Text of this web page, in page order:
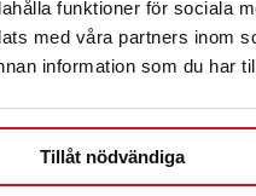
funktioner för sociala
med våra partners inom
information som du har
Tillåt nödvändiga
Förbund:
och
personuppgifter i